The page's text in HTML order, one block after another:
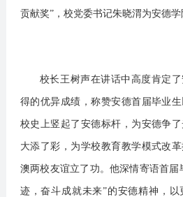
贡献奖”，校党委书记朱晓渭为安德学
校长王树声在讲话中高度肯定
得的优异成绩，称赞安德首届毕业
校史上竖起了安德标杆，为安德争
大添了彩，为学校教育教学模式改
澳两校友谊立了功。他深情寄语首届
迹，奋斗成就未来”的安德精神，